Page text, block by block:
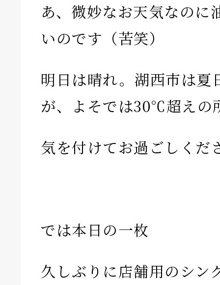
あ、微妙なお天気なのに
いのです（苦笑）
明日は晴れ。湖西市は夏
が、よそでは30℃超えの
気を付けてお過ごしくだ
では本日の一枚
久しぶりに店舗用のシン